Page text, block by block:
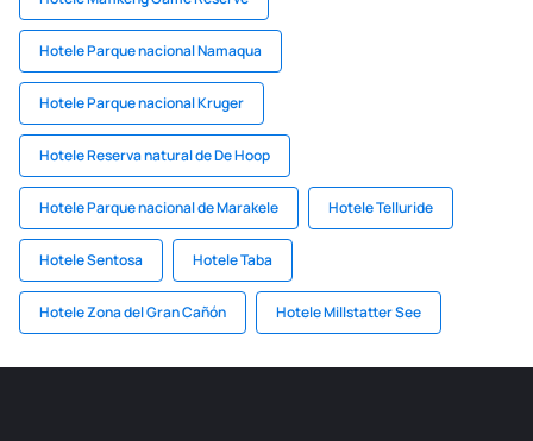
Hotele Parque nacional Namaqua
Hotele Parque nacional Kruger
Hotele Reserva natural de De Hoop
Hotele Parque nacional de Marakele Hotele Telluride
Hotele Sentosa Hotele Taba
Hotele Zona del Gran Cañón Hotele Millstatter See